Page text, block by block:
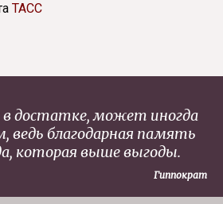
ТАСС
достатке, может иногда
ведь благодарная память
которая выше выгоды.
Гиппократ